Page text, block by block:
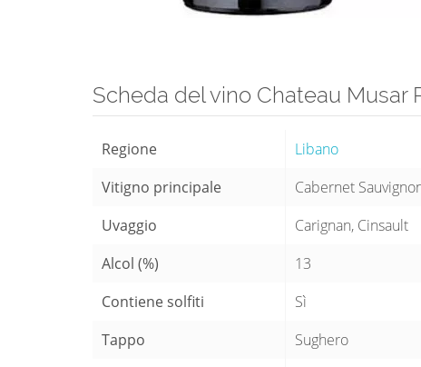
Scheda del vino Chateau Musar
Regione
Libano
Vitigno principale
Cabernet
Uvaggio
Carignan, Cinsault
Alcol (%)
13
Contiene solfiti
Sì
Tappo
Sughero